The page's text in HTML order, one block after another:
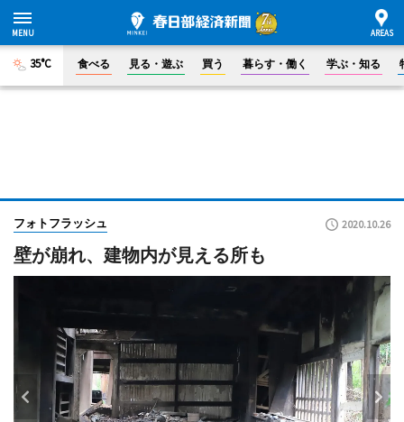
35°C 食べる 見る・遊ぶ 買う 暮らす・働く 学ぶ・知る
フォトフラッシュ 2020.10.26
壁が崩れ、建物内が見える所も